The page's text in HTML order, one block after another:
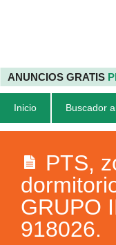
ANUNCIOS GRATIS
Inicio Buscador
PTS,
GRUPO
918026.